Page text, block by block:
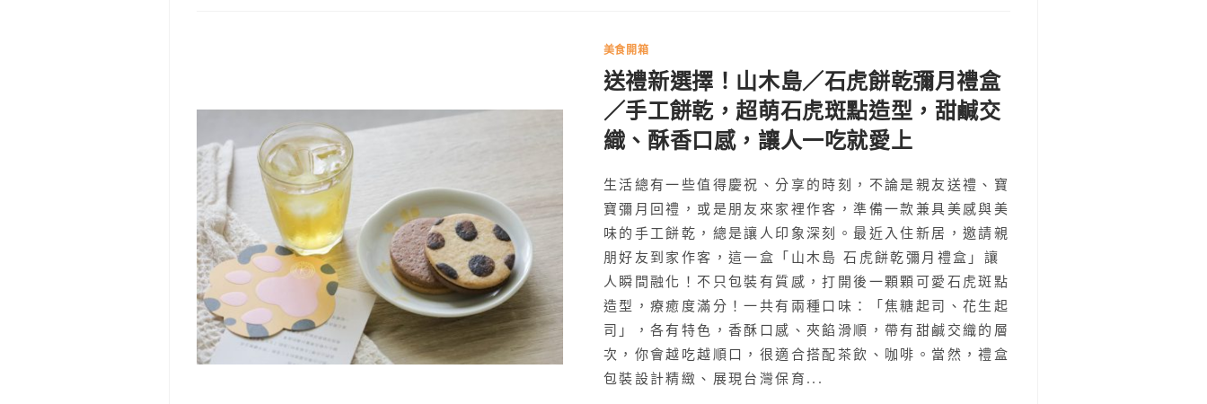
美食開箱
送禮新選擇！山木島／石虎餅乾彌月禮盒
／手工餅乾，超萌石虎斑點造型，甜鹹交
織、酥香口感，讓人一吃就愛上
生活總有一些值得慶祝、分享的時刻，不論是親友送禮、寶
寶彌月回禮，或是朋友來家裡作客，準備一款兼具美感與美
味的手工餅乾，總是讓人印象深刻。最近入住新居，邀請親
朋好友到家作客，這一盒「山木島 石虎餅乾彌月禮盒」讓
人瞬間融化！不只包裝有質感，打開後一顆顆可愛石虎斑點
造型，療癒度滿分！一共有兩種口味：「焦糖起司、花生起
司」，各有特色，香酥口感、夾餡滑順，帶有甜鹹交織的層
次，你會越吃越順口，很適合搭配茶飲、咖啡。當然，禮盒
包裝設計精緻、展現台灣保育...